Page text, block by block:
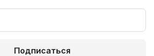
Подписаться